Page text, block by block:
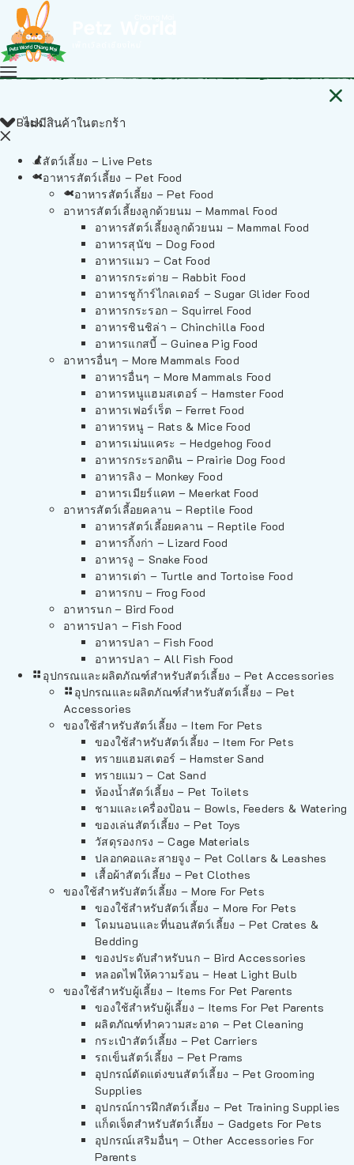
ไม่มีสินค้าในตะกร้า
Back
สัตว์เลี้ยง – Live Pets
อาหารสัตว์เลี้ยง – Pet Food
อาหารสัตว์เลี้ยง – Pet Food
อาหารสัตว์เลี้ยงลูกด้วยนม – Mammal Food
อาหารสัตว์เลี้ยงลูกด้วยนม – Mammal Food
อาหารสุนัข – Dog Food
อาหารแมว – Cat Food
อาหารกระต่าย – Rabbit Food
อาหารชูก้าร์ไกลเดอร์ – Sugar Glider Food
อาหารกระรอก – Squirrel Food
อาหารชินชิล่า – Chinchilla Food
อาหารแกสบี้ – Guinea Pig Food
อาหารอื่นๆ – More Mammals Food
อาหารอื่นๆ – More Mammals Food
อาหารหนูแฮมสเตอร์ – Hamster Food
อาหารเฟอร์เร็ต – Ferret Food
อาหารหนู – Rats & Mice Food
อาหารเม่นแคระ – Hedgehog Food
อาหารกระรอกดิน – Prairie Dog Food
อาหารลิง – Monkey Food
อาหารเมียร์แคท – Meerkat Food
อาหารสัตว์เลี้อยคลาน – Reptile Food
อาหารสัตว์เลี้อยคลาน – Reptile Food
อาหารกิ้งก่า – Lizard Food
อาหารงู – Snake Food
อาหารเต่า – Turtle and Tortoise Food
อาหารกบ – Frog Food
อาหารนก – Bird Food
อาหารปลา – Fish Food
อาหารปลา – Fish Food
อาหารปลา – All Fish Food
อุปกรณและผลิตภัณฑ์สำหรับสัตว์เลี้ยง – Pet Accessories
อุปกรณและผลิตภัณฑ์สำหรับสัตว์เลี้ยง – Pet
Accessories
ของใช้สำหรับสัตว์เลี้ยง – Item For Pets
ของใช้สำหรับสัตว์เลี้ยง – Item For Pets
ทรายแฮมสเตอร์ – Hamster Sand
ทรายแมว – Cat Sand
ห้องน้ำสัตว์เลี้ยง – Pet Toilets
ชามและเครื่องป้อน – Bowls, Feeders & Watering
ของเล่นสัตว์เลี้ยง – Pet Toys
วัสดุรองกรง – Cage Materials
ปลอกคอและสายจูง – Pet Collars & Leashes
เสื้อผ้าสัตว์เลี้ยง – Pet Clothes
ของใช้สำหรับสัตว์เลี้ยง – More For Pets
ของใช้สำหรับสัตว์เลี้ยง – More For Pets
โดมนอนและที่นอนสัตว์เลี้ยง – Pet Crates &
Bedding
ของประดับสำหรับนก – Bird Accessories
หลอดไฟให้ความร้อน – Heat Light Bulb
ของใช้สำหรับผู้เลี้ยง – Items For Pet Parents
ของใช้สำหรับผู้เลี้ยง – Items For Pet Parents
ผลิตภัณฑ์ทำความสะอาด – Pet Cleaning
กระเป๋าสัตว์เลี้ยง – Pet Carriers
รถเข็นสัตว์เลี้ยง – Pet Prams
อุปกรณ์ตัดแต่งขนสัตว์เลี้ยง – Pet Grooming
Supplies
อุปกรณ์การฝึกสัตว์เลี้ยง – Pet Training Supplies
แก็ดเจ็ตสำหรับสัตว์เลี้ยง – Gadgets For Pets
อุปกรณ์เสริมอื่นๆ – Other Accessories For
Parents